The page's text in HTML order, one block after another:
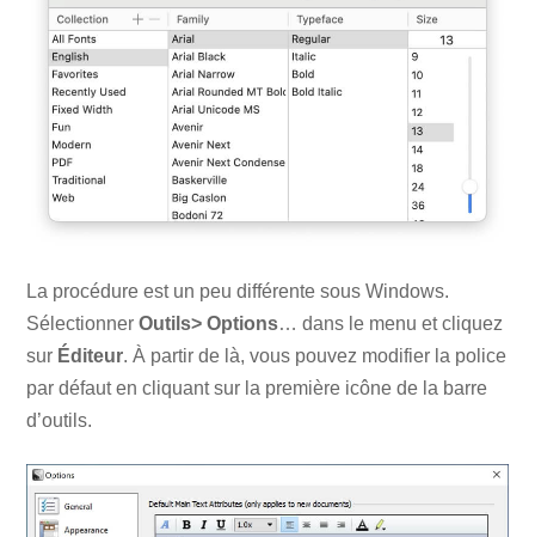
La procédure est un peu différente sous Windows.
SélectionnerOutils> Options… dans le menu et cliquez
sur Éditeur. À partir de là, vous pouvez modifier la police
par défaut en cliquant sur la première icône de la barre
d’outils.